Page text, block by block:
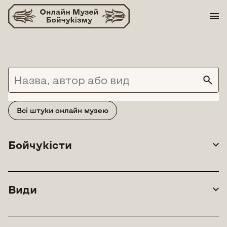
Skip
content
Всі штуки онлайн музею
Бойчукісти
Види